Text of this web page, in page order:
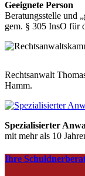
Geeignete Person
Beratungsstelle und
gem. § 305 InsO für
Rechtsanwalt
Hamm.
Spezialisierter
mit mehr als 10
Ihre